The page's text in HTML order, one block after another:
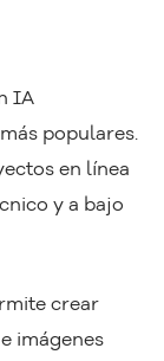
IA
populares.
en línea
y a bajo
crear
imágenes